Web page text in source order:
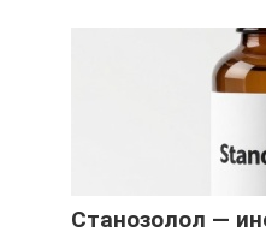
Станозолол —